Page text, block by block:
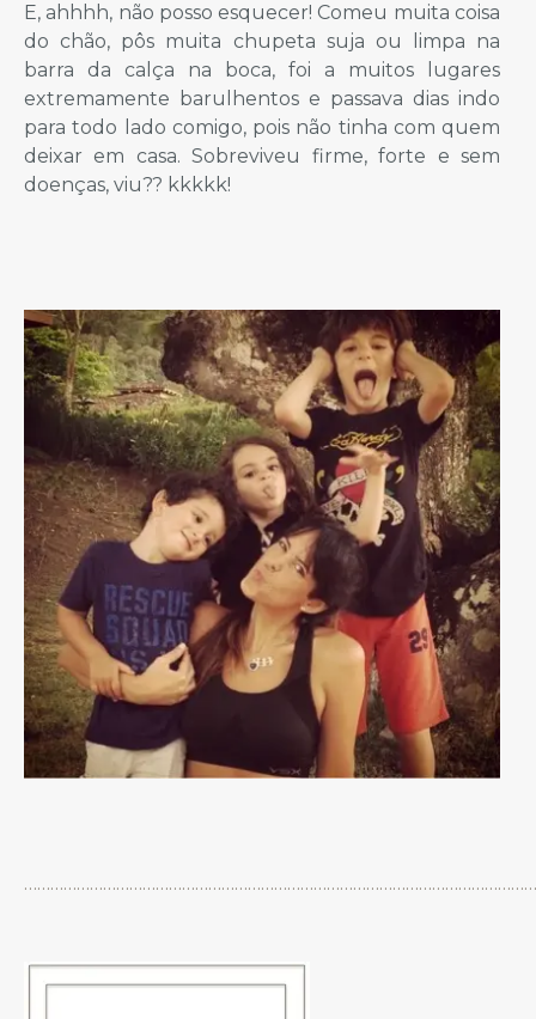
E, ahhhh, não posso esquecer! Comeu muita coisa
do chão, pôs muita chupeta suja ou limpa na
barra da calça na boca, foi a muitos lugares
extremamente barulhentos e passava dias indo
para todo lado comigo, pois não tinha com quem
deixar em casa. Sobreviveu firme, forte e sem
doenças, viu?? kkkkk!